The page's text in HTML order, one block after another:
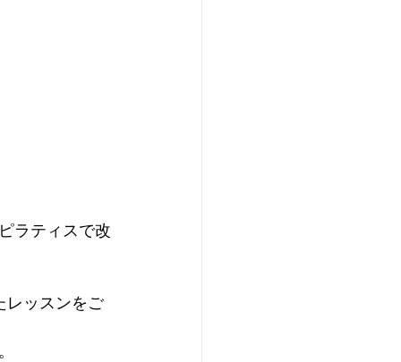
ラティスで改
レッスンをご